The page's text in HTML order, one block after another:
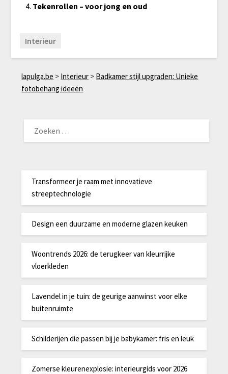
Tekenrollen – voor jong en oud
Interieur
lapulga.be > Interieur > Badkamer stijl upgraden: Unieke
fotobehang ideeën
NAAR:
Transformeer je raam met innovatieve
streeptechnologie
Design een duurzame en moderne glazen keuken
Woontrends 2026: de terugkeer van kleurrijke
vloerkleden
Lavendel in je tuin: de geurige aanwinst voor elke
buitenruimte
Schilderijen die passen bij je babykamer: fris en leuk
Zomerse kleurenexplosie: interieurgids voor 2026